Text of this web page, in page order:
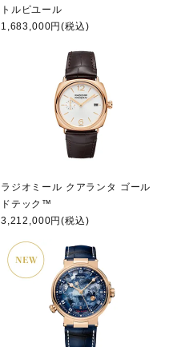
トルピユール
1,683,000円(税込)
ラジオミール クアランタ ゴール
ドテック™
3,212,000円(税込)